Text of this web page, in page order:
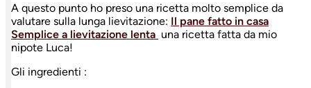
A questo punto ho preso una ricetta molto semplice da
valutare sulla lunga lievitazione: Il pane fatto in casa
Semplice a lievitazione lenta una ricetta fatta da mio
nipote Luca!
Gli ingredienti :